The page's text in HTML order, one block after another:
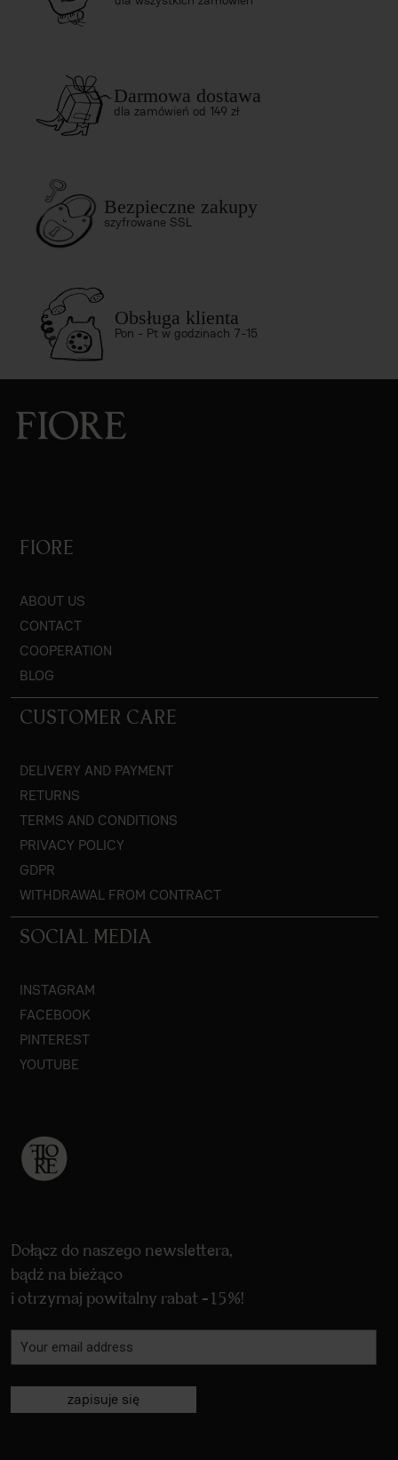
Darmowa dostawa
dla zamówień od 149 zł
Bezpieczne zakupy
szyfrowane SSL
Obsługa klienta
Pon - Pt w godzinach 7-15
FIORE
ABOUT US
CONTACT
COOPERATION
BLOG
CUSTOMER CARE
DELIVERY AND PAYMENT
RETURNS
TERMS AND CONDITIONS
PRIVACY POLICY
GDPR
WITHDRAWAL FROM CONTRACT
SOCIAL MEDIA
INSTAGRAM
FACEBOOK
PINTEREST
YOUTUBE
Dołącz do naszego newslettera,
bądź na bieżąco
i otrzymaj powitalny rabat -15%!
zapisuje się